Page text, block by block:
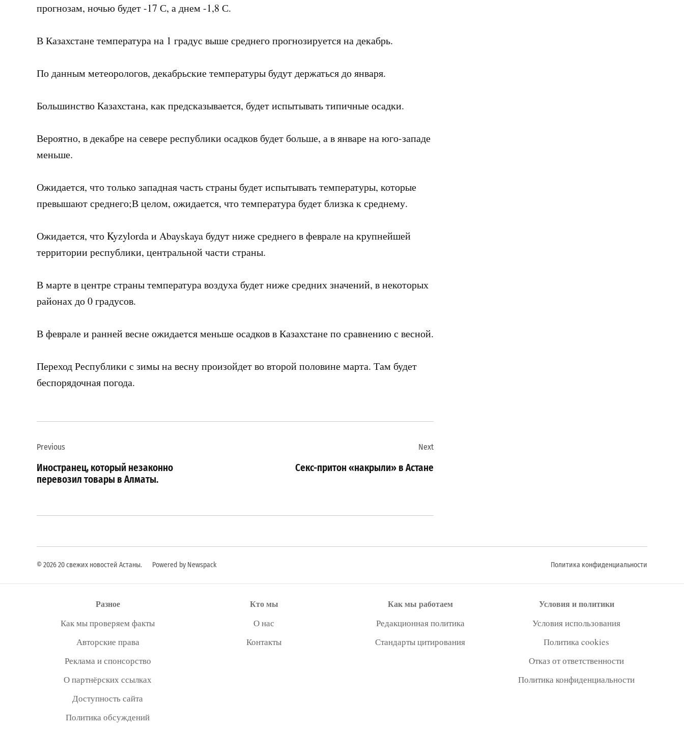
прогнозам, ночью будет -17 С, а днем -1,8 С.
В Казахстане температура на 1 градус выше среднего прогнозируется на декабрь.
По данным метеорологов, декабрьские температуры будут держаться до января.
Большинство Казахстана, как предсказывается, будет испытывать типичные осадки.
Вероятно, в декабре на севере республики осадков будет больше, а в январе на юго-западе
меньше.
Ожидается, что только западная часть страны будет испытывать температуры, которые
превышают среднего;В целом, ожидается, что температура будет близка к среднему.
Ожидается, что Kyzylorda и Abayskaya будут ниже среднего в феврале на крупнейшей
территории республики, центральной части страны.
В марте в центре страны температура воздуха будет ниже средних значений, в некоторых
районах до 0 градусов.
В феврале и ранней весне ожидается меньше осадков в Казахстане по сравнению с весной.
Переход Республики с зимы на весну произойдет во второй половине марта. Там будет
беспорядочная погода.
по
записям
Previous
Иностранец, который незаконно
перевозил товары в Алматы.
Next
Секс-притон «накрыли» в Астане
© 2026 20 свежих новостей Астаны. Powered by Newspack Политика конфиденциальности
Разное
Как мы проверяем факты
Авторские права
Реклама и спонсорство
О партнёрских ссылках
Доступность сайта
Политика обсуждений
Кто мы
О нас
Контакты
Как мы работаем
Редакционная политика
Стандарты цитирования
Условия и политики
Условия использования
Политика cookies
Отказ от ответственности
Политика конфиденциальности